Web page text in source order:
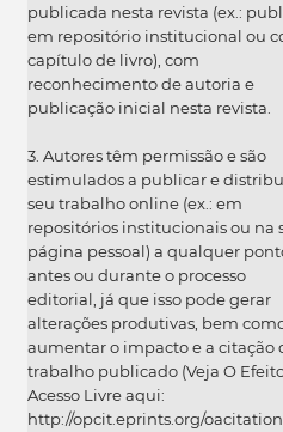
publicada nesta revista (ex.:
em repositório institucional ou
capítulo de livro), com
reconhecimento de autoria e
publicação inicial nesta revista.
3. Autores têm permissão e são
estimulados a publicar e
seu trabalho online (ex.: em
repositórios institucionais ou na
página pessoal) a qualquer
antes ou durante o processo
editorial, já que isso pode gerar
alterações produtivas, bem
aumentar o impacto e a citação
trabalho publicado (Veja O
Acesso Livre aqui:
http://opcit.eprints.org/